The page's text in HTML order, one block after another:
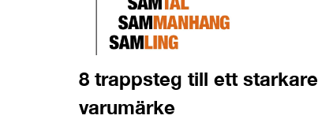
8 trappsteg till ett starkare
varumärke